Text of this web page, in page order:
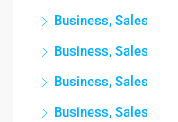
Business, Sales
Business, Sales
Business, Sales
Business, Sales